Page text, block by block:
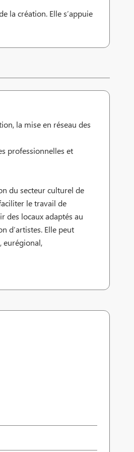
la création. Elle s’appuie
la mise en réseau des
professionnelles et
du secteur culturel de
le travail de
des locaux adaptés au
d’artistes. Elle peut
eurégional,